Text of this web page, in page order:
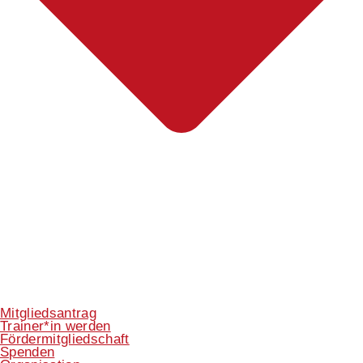
Mitgliedsantrag
Trainer*in werden
Fördermitgliedschaft
Spenden